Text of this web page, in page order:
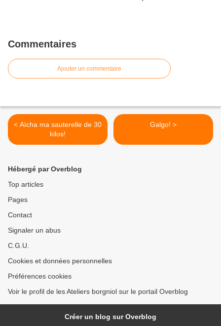
Commentaires
Ajouter un commentaire
< Aïcha ma sauterelle de 30
kilos!
Galgo! >
Hébergé par Overblog
Top articles
Pages
Contact
Signaler un abus
C.G.U.
Cookies et données personnelles
Préférences cookies
Voir le profil de les Ateliers borgniol sur le portail Overblog
Créer un blog sur Overblog